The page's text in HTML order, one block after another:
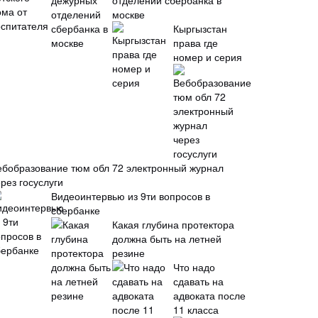
москве
Кыргызстан
права где
номер и серия
тюм обл 72 электронный журнал
госуслуги
Видеоинтервью из 9ти вопросов в
сбербанке
Какая глубина протектора
должна быть на летней
резине
Что надо
сдавать на
адвоката после
11 класса